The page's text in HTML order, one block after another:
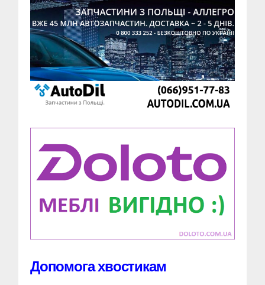
Допомога хвостикам